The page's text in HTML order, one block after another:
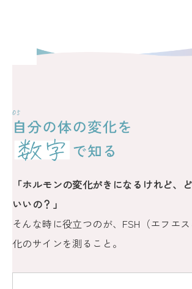
「ホルモンの変化がきになるけれど、
いいの？」
そんな時に役立つのが、FSH（エフエ
化のサインを測ること。